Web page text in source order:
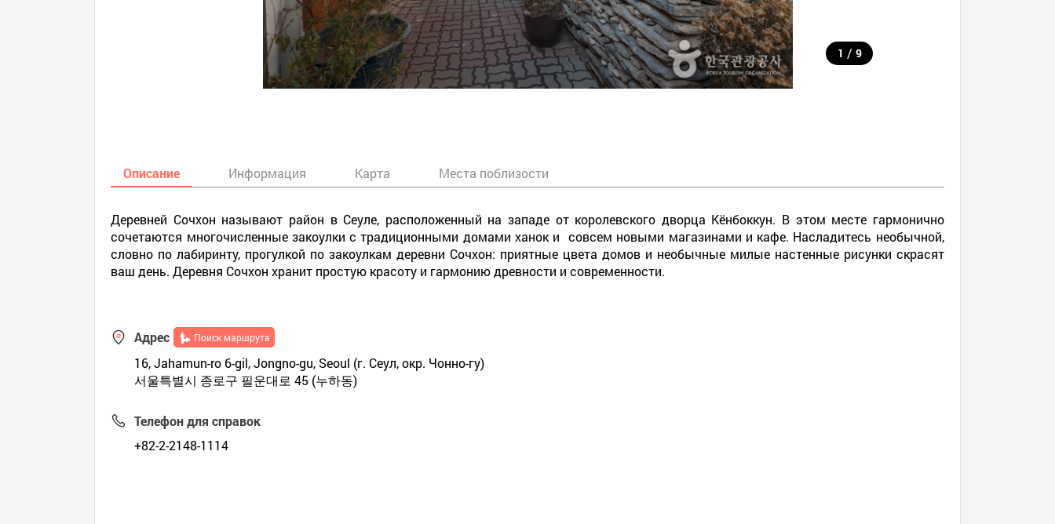
1 / 9
Описание Информация Карта Места поблизости
Деревней Сочхон называют район в Сеуле, расположенный на западе от королевского дворца Кёнбоккун. В этом месте гармонично
сочетаются многочисленные закоулки с традиционными домами ханок и совсем новыми магазинами и кафе. Насладитесь необычной,
словно по лабиринту, прогулкой по закоулкам деревни Сочхон: приятные цвета домов и необычные милые настенные рисунки скрасят
ваш день. Деревня Сочхон хранит простую красоту и гармонию древности и современности.
Адрес Поиск маршрута
16, Jahamun-ro 6-gil, Jongno-gu, Seoul (г. Сеул, окр. Чонно-гу)
서울특별시 종로구 필운대로 45 (누하동)
Телефон для справок
+82-2-2148-1114